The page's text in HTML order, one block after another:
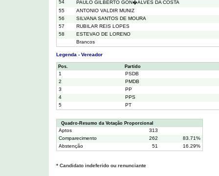
54
PAULO GILBERTO GON�ALVES DA COSTA
55
ANTONIO VALDIR MUNIZ
56
SILVANA SANTOS DE MOURA
57
RUBILAR REIS LOPES
58
ESTEVAO DE LORENO
Brancos
Legenda - Vereador
Pos. Partido
1
PSDB
2
PMDB
3
PP
4
PPS
5
PT
Quadro-Resumo da Votação Proporcional
Aptos
313
Comparecimento
262
83.71%
Abstenção
51 16.29%
* Candidato indeferido ou renunciante